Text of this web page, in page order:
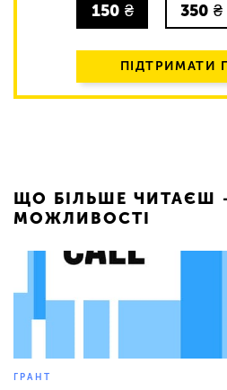
150 ₴ 350 ₴
ПІДТРИМАТИ
ЩО БІЛЬШЕ ЧИТАЄШ
МОЖЛИВОСТІ
ГРАНТ